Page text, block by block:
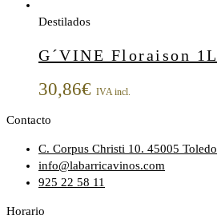
Destilados
G´VINE Floraison 1L
30,86€ IVA incl.
Contacto
C. Corpus Christi 10. 45005 Toledo
info@labarricavinos.com
925 22 58 11
Horario